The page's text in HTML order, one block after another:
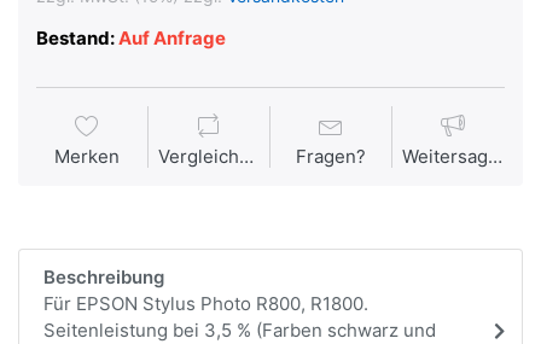
Bestand:Auf Anfrage
Merken Vergleichen Fragen? Weitersagen
Beschreibung
Für EPSON Stylus Photo R800, R1800.
Seitenleistung bei 3,5 % (Farben schwarz und